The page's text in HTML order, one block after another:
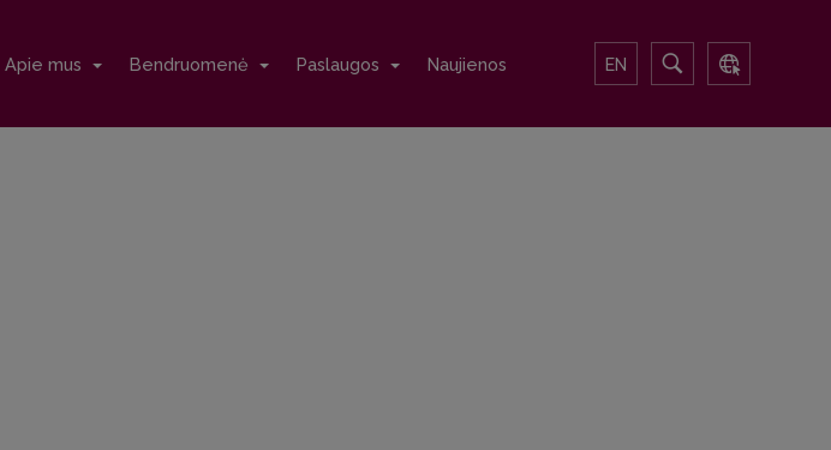
Apie mus Bendruomenė Paslaugos Naujienos EN